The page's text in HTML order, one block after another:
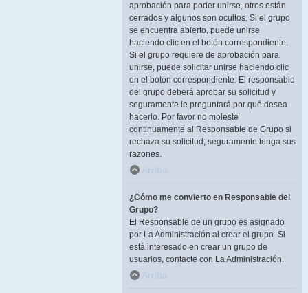
aprobación para poder unirse, otros están
cerrados y algunos son ocultos. Si el grupo
se encuentra abierto, puede unirse
haciendo clic en el botón correspondiente.
Si el grupo requiere de aprobación para
unirse, puede solicitar unirse haciendo clic
en el botón correspondiente. El responsable
del grupo deberá aprobar su solicitud y
seguramente le preguntará por qué desea
hacerlo. Por favor no moleste
continuamente al Responsable de Grupo si
rechaza su solicitud; seguramente tenga sus
razones.
Arriba
¿Cómo me convierto en Responsable del
Grupo?
El Responsable de un grupo es asignado
por La Administración al crear el grupo. Si
está interesado en crear un grupo de
usuarios, contacte con La Administración.
Arriba